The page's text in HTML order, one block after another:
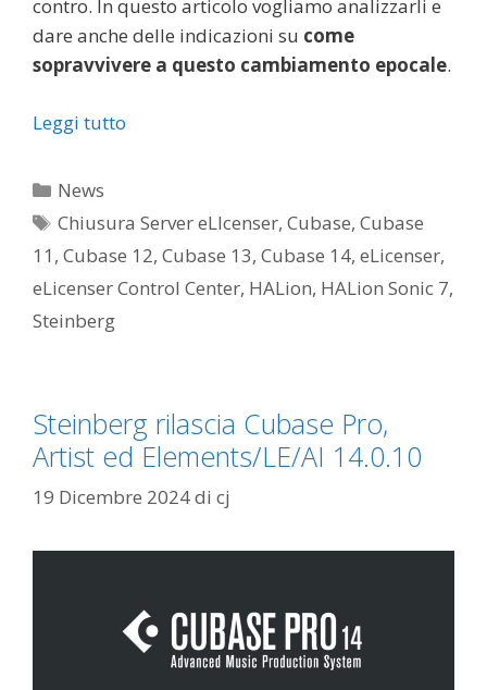
contro. In questo articolo vogliamo analizzarli e
dare anche delle indicazioni su come
sopravvivere a questo cambiamento epocale.
Leggi tutto
Categorie
News
Tag
Chiusura Server eLIcenser,Cubase,Cubase
11 , Cubase 12, Cubase 13, Cubase 14, eLicenser,
eLicenser Control Center, HALion, HALion Sonic 7,
Steinberg
Steinberg rilascia Cubase Pro,
Artist ed Elements/LE/AI 14.0.10
19 Dicembre 2024di cj